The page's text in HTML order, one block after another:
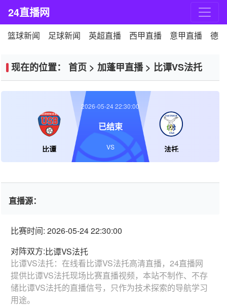
24直播网
篮球新闻 足球新闻 英超直播 西甲直播 意甲直播 德
现在的位置： 首页 > 加蓬甲直播> 比谭VS法托
比谭 法托
2026-05-24 22:30:00
已结束
VS
直播源：
比赛时间: 2026-05-24 22:30:00
对阵双方:比谭VS法托
比谭VS法托：在线看比谭VS法托高清直播，24直播网
提供比谭VS法托现场比赛直播视频，本站不制作、不存
储比谭VS法托的直播信号，只作为技术探索的导航学习
用途。